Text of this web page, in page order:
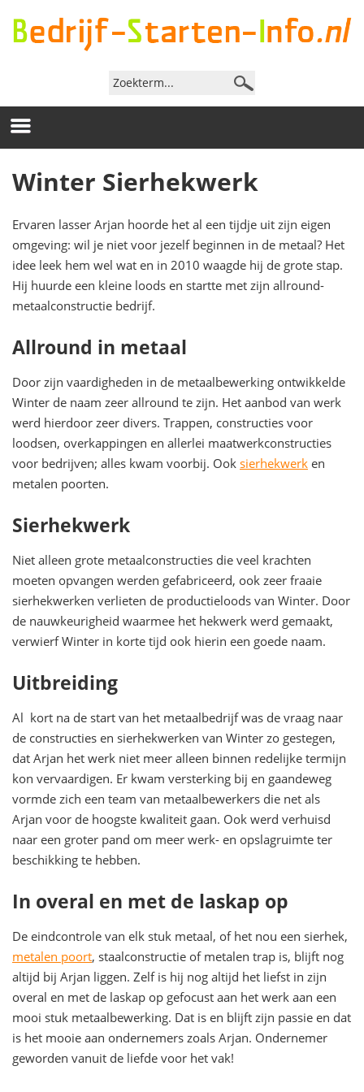
Winter Sierhekwerk
Ervaren lasser Arjan hoorde het al een tijdje uit zijn eigen
omgeving: wil je niet voor jezelf beginnen in de metaal? Het
idee leek hem wel wat en in 2010 waagde hij de grote stap.
Hij huurde een kleine loods en startte met zijn allround-
metaalconstructie bedrijf.
Allround in metaal
Door zijn vaardigheden in de metaalbewerking ontwikkelde
Winter de naam zeer allround te zijn. Het aanbod van werk
werd hierdoor zeer divers. Trappen, constructies voor
loodsen, overkappingen en allerlei maatwerkconstructies
voor bedrijven; alles kwam voorbij. Ook sierhekwerk en
metalen poorten.
Sierhekwerk
Niet alleen grote metaalconstructies die veel krachten
moeten opvangen werden gefabriceerd, ook zeer fraaie
sierhekwerken verlieten de productieloods van Winter. Door
de nauwkeurigheid waarmee het hekwerk werd gemaakt,
verwierf Winter in korte tijd ook hierin een goede naam.
Uitbreiding
Al kort na de start van het metaalbedrijf was de vraag naar
de constructies en sierhekwerken van Winter zo gestegen,
dat Arjan het werk niet meer alleen binnen redelijke termijn
kon vervaardigen. Er kwam versterking bij en gaandeweg
vormde zich een team van metaalbewerkers die net als
Arjan voor de hoogste kwaliteit gaan. Ook werd verhuisd
naar een groter pand om meer werk- en opslagruimte ter
beschikking te hebben.
In overal en met de laskap op
De eindcontrole van elk stuk metaal, of het nou een sierhek,
metalen poort, staalconstructie of metalen trap is, blijft nog
altijd bij Arjan liggen. Zelf is hij nog altijd het liefst in zijn
overal en met de laskap op gefocust aan het werk aan een
mooi stuk metaalbewerking. Dat is en blijft zijn passie en dat
is het mooie aan ondernemers zoals Arjan. Ondernemer
geworden vanuit de liefde voor het vak!